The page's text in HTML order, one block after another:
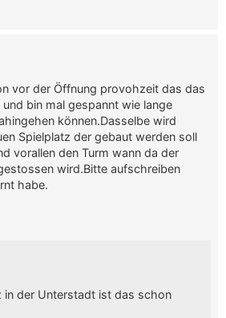
vor der Öffnung provohzeit das das
bin mal gespannt wie lange
können.Dasselbe wird
Spielplatz der gebaut werden soll
vorallen den Turm wann da der
wird.Bitte aufschreiben
habe.
in der Unterstadt ist das schon